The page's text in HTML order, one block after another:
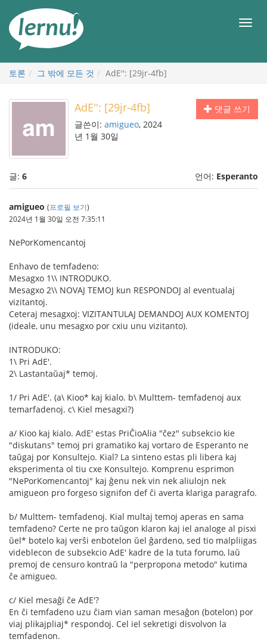
메
토론 그 밖에 모든 것 AdE'': [29jr-4fb]
댓글 쓰기
AdE'': [29jr-4fb]
글쓴이: amigueo, 2024
년 1월 30일
글: 6 언어: Esperanto
amigueo (프로필 보기)
2024년 1월 30일 오전 7:35:11
NePorKomencantoj
Enhavo de temfadeno:
Mesagxo 1\\ INTRODUKO.
Mesagxo 2\\ NOVAJ TEMOJ kun RESPONDOJ al eventualaj
vizitantoj.
Ceteraj mesagxoj: VIZITANTULAJ DEMANDOJ AUX KOMENTOJ
(ideale, unu mesagxo por cxiu unu vizitanto).
INTRODUKO:
1\ Pri AdE'.
2\ Lastantaŭaj* temoj.
1/ Pri AdE'. (a\ Kioo* kaj kialo. b\ Multtem- temfadenoj aux
temarfadenoj. c\ Kiel mesagxi?)
a/ Kioo kaj kialo. AdE' estas PriĈioAlia "ĉez" subsekcio kie
"diskutans" temoj pri gramatiko kaj vortaro de Esperanto ne
taŭgaj por Konsultejo. Kial? La sinteno estas pli libera kaj
eksperimenta ol tiu cxe Konsultejo. Komprenu esprimon
"NePorKomencantoj" kaj ĝenu nek vin nek aliulojn nek
amigueon pro forgeso signifon def ĉi averta klariga paragrafo.
b/ Multtem- temfadenoj. Kial multaj temoj aperas en sama
temfadeno? Certe ne pro taŭgon klaron kaj iel analoge al pisxi
ŭel* botelo kaj verŝi enbotelon ŭel ĝardeno, sed tio malpliigas
videblecon de subsekcio AdE' kadre de la tuta forumo, laŭ
premoj de censuro kontraŭ la "perpropona metodo" kutima
ĉe amigueo.
c/ Kiel mesaĝi ĉe AdE'?
En ĉi temfadeno uzu ĉiam vian saman mesaĝon (botelon) por
viaj plikajpliaj* respondoj. Cel iel sekretigi disvolvon la
temfadenon.